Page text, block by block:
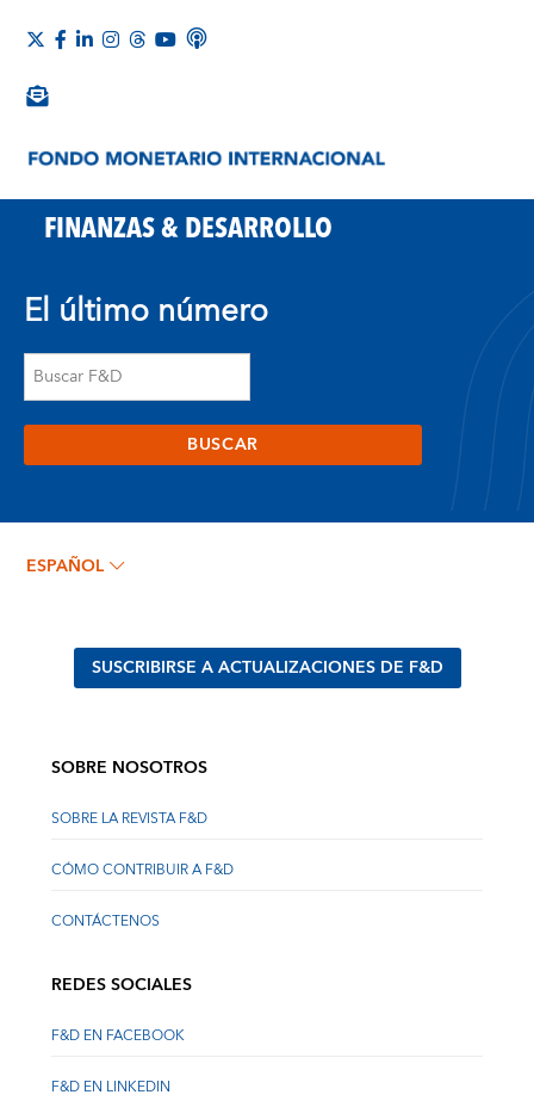
FINANZAS & DESARROLLO
El último número
ESPAÑOL
SUSCRIBIRSE A ACTUALIZACIONES DE F&D
SOBRE NOSOTROS
SOBRE LA REVISTA F&D
CÓMO CONTRIBUIR A F&D
CONTÁCTENOS
REDES SOCIALES
F&D EN FACEBOOK
F&D EN LINKEDIN